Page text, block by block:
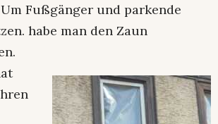
Fußgänger und parkende
habe man den Zaun